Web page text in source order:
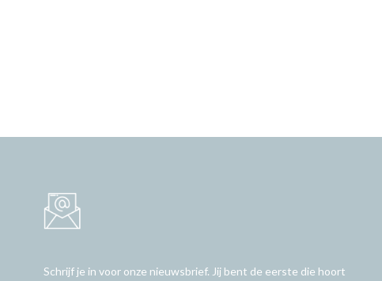
Schrijf je in voor onze nieuwsbrief. Jij bent de eerste die hoort